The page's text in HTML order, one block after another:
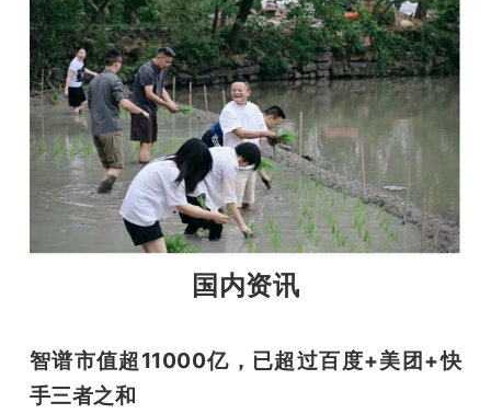
国内资讯
智谱市值超11000亿，已超过百度+美团+快
手三者之和